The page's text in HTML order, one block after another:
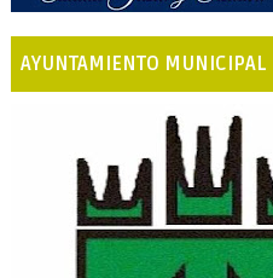
AYUNTAMIENTO MUNICIPAL